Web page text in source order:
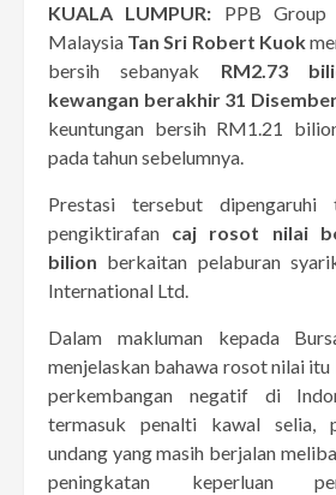
KUALA LUMPUR: PPB
Malaysia Tan Sri Robert Kuok
bersih sebanyak RM2.73
kewangan berakhir 31
keuntungan bersih RM1.21
pada tahun sebelumnya.
Prestasi tersebut dipengaruhi
pengiktirafan caj rosot nilai
bilion berkaitan pelaburan
International Ltd.
Dalam makluman kepada
menjelaskan bahawa rosot nilai
perkembangan negatif di
termasuk penalti kawal selia,
undang yang masih berjalan
peningkatan keperluan